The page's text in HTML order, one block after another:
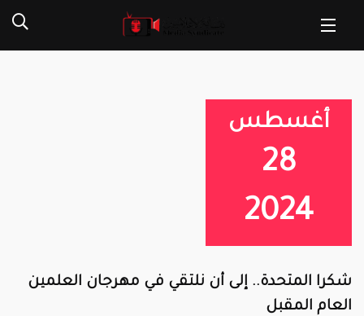
أغسطس
28
2024
شكرا المتحدة.. إلى أن نلتقي في مهرجان العلمين
العام المقبل